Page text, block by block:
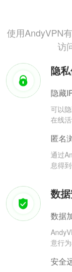
使用AndyVPN
访
隐
隐藏
可以
在线活
匿名
通过
息得到
数
数据
意行为
安全